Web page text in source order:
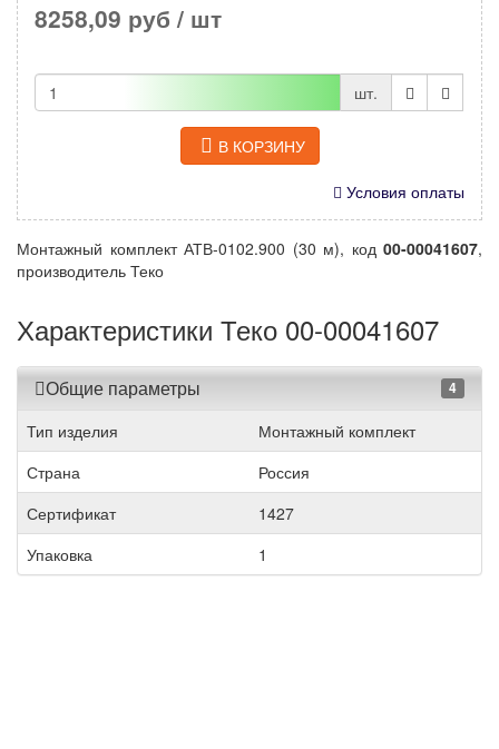
8258,09 руб / шт
шт.
В КОРЗИНУ
Условия оплаты
Монтажный комплект АТВ-0102.900 (30 м), код 00-00041607,
производитель Теко
Характеристики Теко 00-00041607
Общие параметры 4
Тип изделия
Монтажный комплект
Страна
Россия
Сертификат
1427
Упаковка
1